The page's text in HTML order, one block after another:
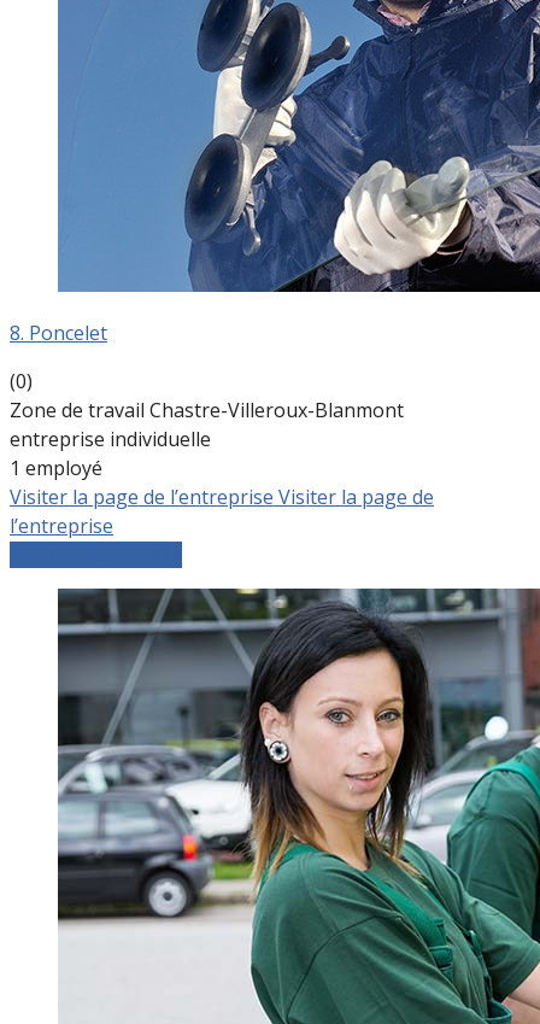
8. Poncelet
(0)
Zone de travail Chastre-Villeroux-Blanmont
entreprise individuelle
1 employé
Visiter la page de l’entreprise Visiter la page de
l’entreprise